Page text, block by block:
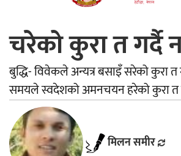
चरेको कुरा त गर्दै
बुद्धि- विवेकले अन्यत्र बसाइँ सरेको कुरा त
समयले स्वदेशको अमनचयन हरेको कुरा त
मिलन समीर